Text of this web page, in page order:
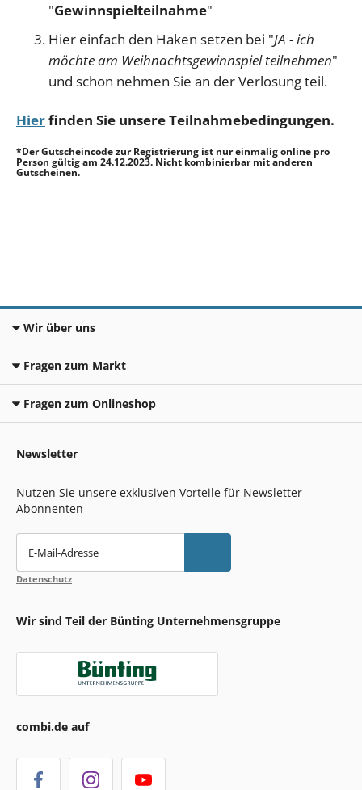
"Gewinnspielteilnahme"
Hier einfach den Haken setzen bei "JA - ich
möchte am Weihnachtsgewinnspiel teilnehmen"
und schon nehmen Sie an der Verlosung teil.
Hierfinden Sie unsere Teilnahmebedingungen.
*Der Gutscheincode zur Registrierung ist nur einmalig online pro
Person gültig am 24.12.2023. Nicht kombinierbar mit anderen
Gutscheinen.
Wir über uns
Fragen zum Markt
Fragen zum Onlineshop
Newsletter
Nutzen Sie unsere exklusiven Vorteile für Newsletter-
Abonnenten
E-Mail-Adresse
Datenschutz
Wir sind Teil der Bünting Unternehmensgruppe
combi.de auf